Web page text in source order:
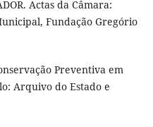
Actas da Câmara:
Fundação Gregório
Preventiva em
Arquivo do Estado e